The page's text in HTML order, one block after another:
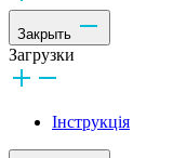
Закрыть
Загрузки
Інструкція